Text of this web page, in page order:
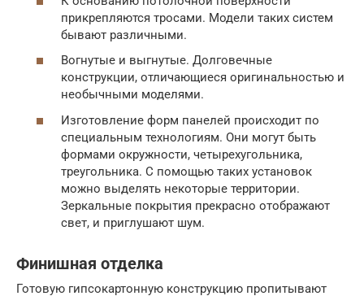
прикрепляются тросами. Модели таких систем
бывают различными.
Вогнутые и выгнутые. Долговечные
конструкции, отличающиеся оригинальностью и
необычными моделями.
Изготовление форм панелей происходит по
специальным технологиям. Они могут быть
формами окружности, четырехугольника,
треугольника. С помощью таких установок
можно выделять некоторые территории.
Зеркальные покрытия прекрасно отображают
свет, и приглушают шум.
Финишная отделка
Готовую гипсокартонную конструкцию пропитывают